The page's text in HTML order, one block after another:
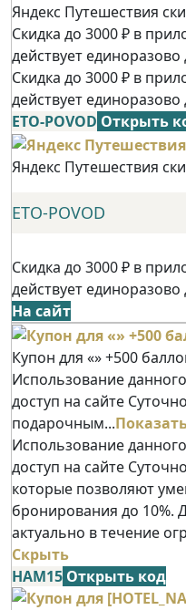
Яндекс Путешествия
Скидка до 3000 ₽ в
действует единоразово
Скидка до 3000 ₽ в
действует единоразово
ETO-POVOD Открыть
Яндекс Путешествия
ETO-POVOD
Скидка до 3000 ₽ в
действует единоразово
На сайт
Купон для «» +500
Использование
доступ на сайте
подарочным...
Использование
доступ на сайте
которые позволяют
бронирования до 10%.
актуально в течение
Скрыть
НАМ15 Открыть код